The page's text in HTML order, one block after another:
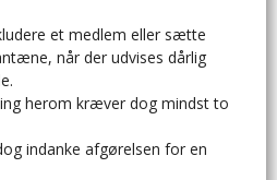
et medlem eller sætte
når der udvises dårlig
herom kræver dog mindst to
indanke afgørelsen for en